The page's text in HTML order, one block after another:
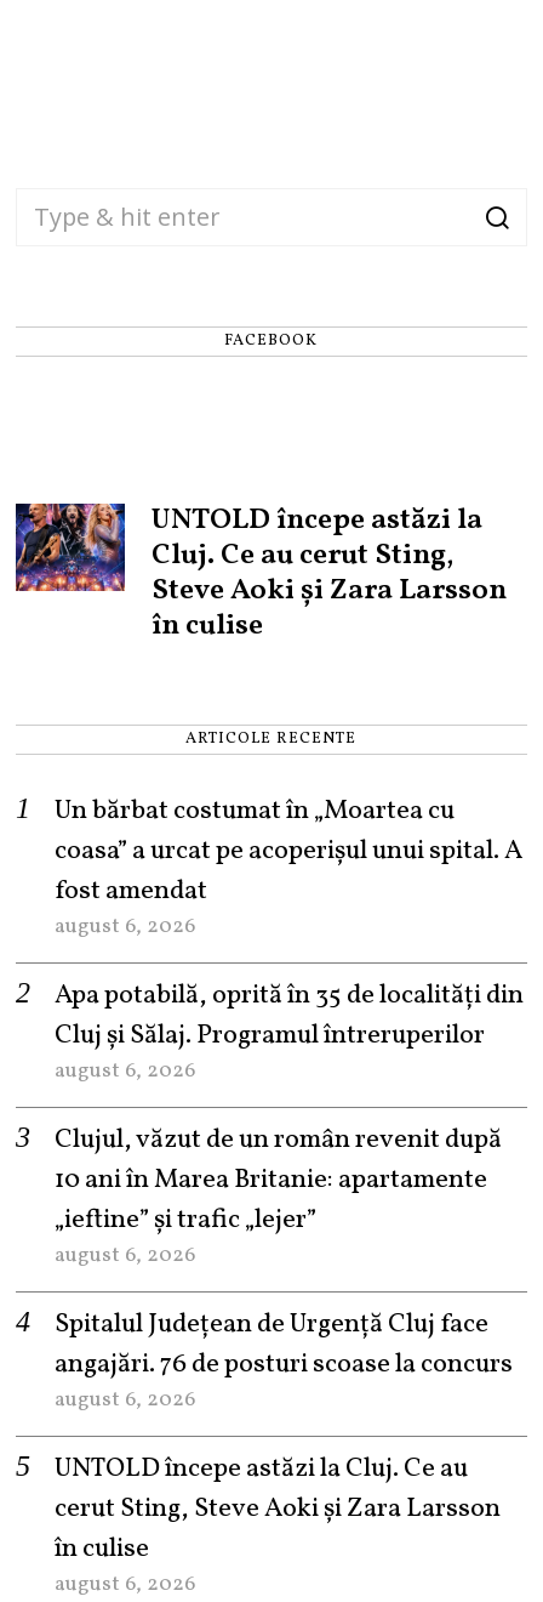
FACEBOOK
UNTOLD începe astăzi la
Cluj. Ce au cerut Sting,
Steve Aoki și Zara Larsson
în culise
ARTICOLE RECENTE
Un bărbat costumat în „Moartea cu
coasa” a urcat pe acoperișul unui spital. A
fost amendat
august 6, 2026
Apa potabilă, oprită în 35 de localități din
Cluj și Sălaj. Programul întreruperilor
august 6, 2026
Clujul, văzut de un român revenit după
10 ani în Marea Britanie: apartamente
„ieftine” și trafic „lejer”
august 6, 2026
Spitalul Județean de Urgență Cluj face
angajări. 76 de posturi scoase la concurs
august 6, 2026
UNTOLD începe astăzi la Cluj. Ce au
cerut Sting, Steve Aoki și Zara Larsson
în culise
august 6, 2026